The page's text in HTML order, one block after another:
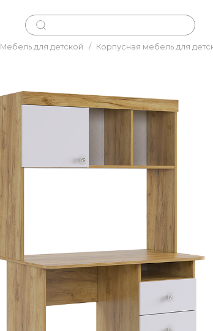
Мебель для детской / Корпусная мебель для